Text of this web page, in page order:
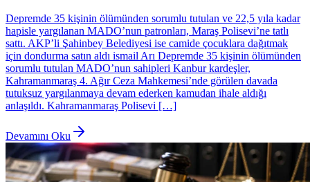
Depremde 35 kişinin ölümünden sorumlu tutulan ve 22,5 yıla kadar
hapisle yargılanan MADO’nun patronları, Maraş Polisevi’ne tatlı
sattı. AKP’li Şahinbey Belediyesi ise camide çocuklara dağıtmak
için dondurma satın aldı ismail Arı Depremde 35 kişinin ölümünden
sorumlu tutulan MADO’nun sahipleri Kanbur kardeşler,
Kahramanmaraş 4. Ağır Ceza Mahkemesi’nde görülen davada
tutuksuz yargılanmaya devam ederken kamudan ihale aldığı
anlaşıldı. Kahramanmaraş Polisevi […]
Devamını Oku